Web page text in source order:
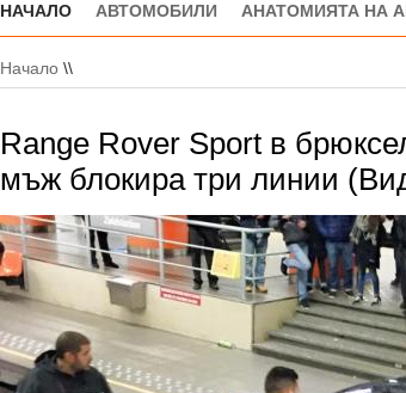
НАЧАЛО АВТОМОБИЛИ АНАТОМИЯТА НА
Начало \\
Range Rover Sport в
мъж блокира три линии